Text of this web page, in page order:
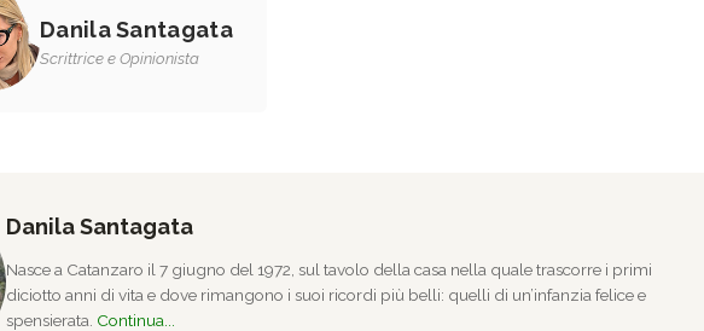
Danila Santagata
Scrittrice e Opinionista
Danila Santagata
Nasce a Catanzaro il 7 giugno del 1972, sul tavolo della casa nella quale trascorre i primi
diciotto anni di vita e dove rimangono i suoi ricordi più belli: quelli di un’infanzia felice e
spensierata. Continua...